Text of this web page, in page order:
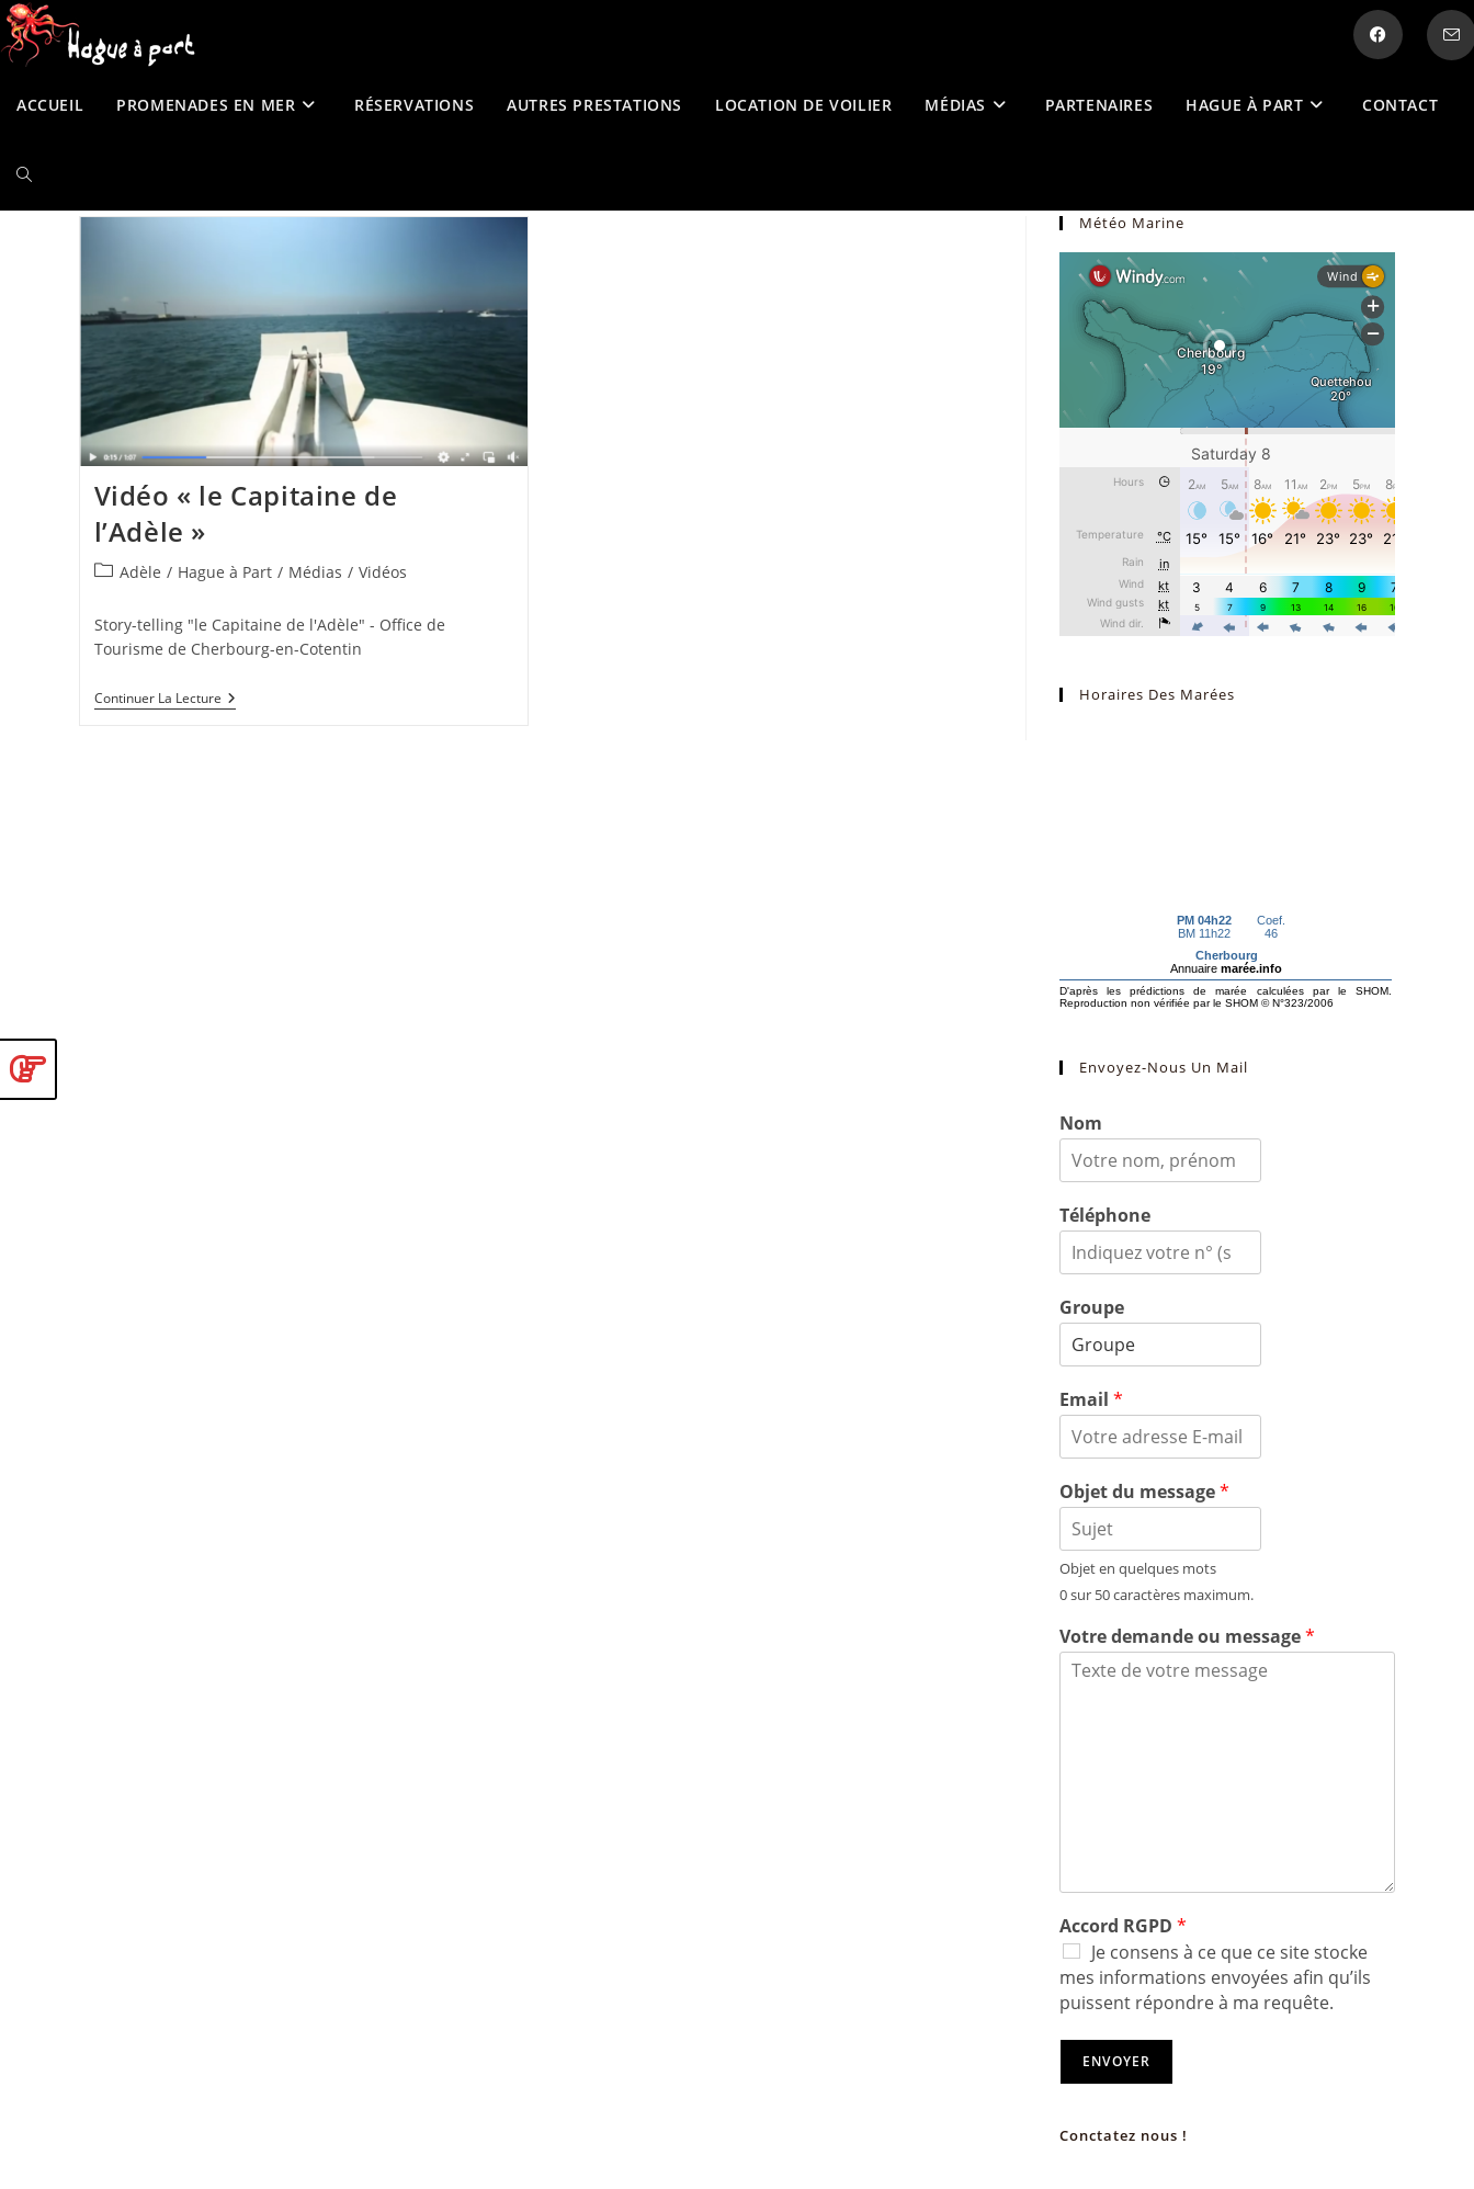
principal
Skip
to
content
ACCUEIL
PROMENADES EN MER RÉSERVATIONS AUTRES PRESTATIONS LOCATION DE VOILIER MÉDIAS PARTENAIRES HAGUE À PART CONTACT
TOGGLE
Vidéo « le Capitaine de
l’Adèle »
PostAdèle / Hague à Part / Médias / Vidéos
Story-telling "le Capitaine de l'Adèle" - Office de
Tourisme de Cherbourg-en-Cotentin
Continuer La LectureVidéo
« Le
Météo Marine
Horaires Des Marées
Envoyez-Nous Un Mail
Nom
Téléphone
Groupe
Email *
Objet du message*
Objet en quelques mots
0 sur 50 caractères maximum.
Votre demande ou message*
Accord RGPD *
Je consens à ce que ce site stocke
mes informations envoyées afin qu’ils
puissent répondre à ma requête.
ENVOYER
Conctatez nous !